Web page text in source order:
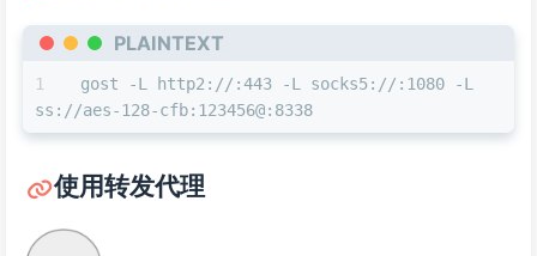
PLAINTEXT
gost -L http2://:443 -L socks5://:1080 -L
ss://aes-128-cfb:123456@:8338
使用转发代理